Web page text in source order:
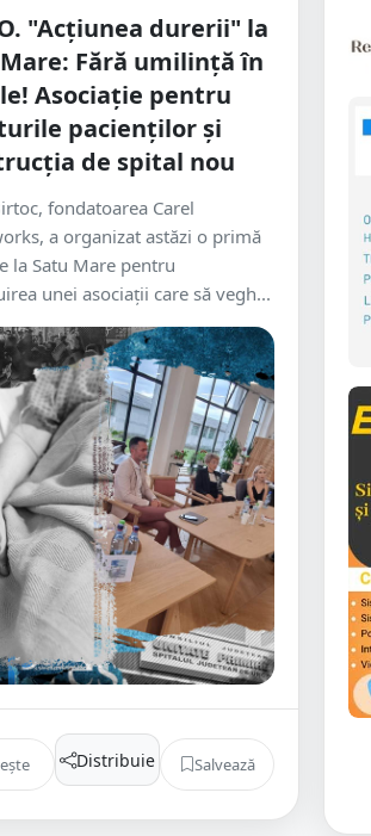
"Acțiunea durerii" la
Fără umilință în
Asociație pentru
pacienților și
de spital nou
fondatoarea Carel
a organizat astăzi o primă
la Satu Mare pentru
unei asociații care să vegh...
Distribuie Salvează